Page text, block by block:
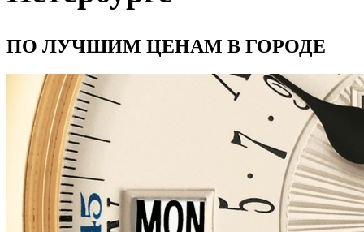
ПО ЛУЧШИМ ЦЕНАМ В ГОРОДЕ